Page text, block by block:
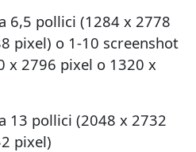
6,5 pollici (1284 x 2778
pixel) o 1-10 screenshot
x 2796 pixel o 1320 x
13 pollici (2048 x 2732
pixel)